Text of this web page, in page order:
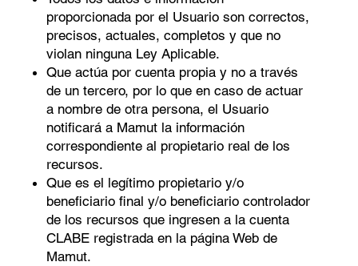
proporcionada por el Usuario son correctos,
precisos, actuales, completos y que no
violan ninguna Ley Aplicable.
Que actúa por cuenta propia y no a través
de un tercero, por lo que en caso de actuar
a nombre de otra persona, el Usuario
notiﬁcará a Mamut la información
correspondiente al propietario real de los
recursos.
Que es el legítimo propietario y/o
beneﬁciario ﬁnal y/o beneﬁciario controlador
de los recursos que ingresen a la cuenta
CLABE registrada en la página Web de
Mamut.